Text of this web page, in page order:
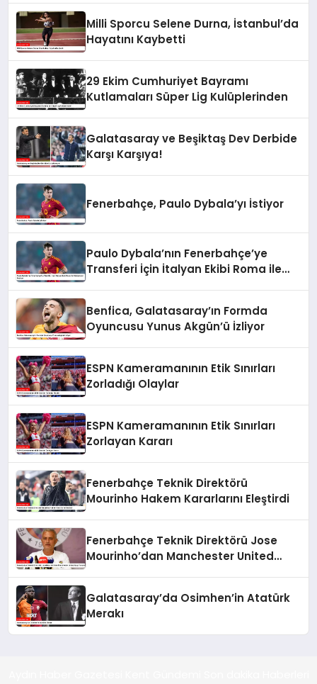
Milli Sporcu Selene Durna, İstanbul’da
Hayatını Kaybetti
29 Ekim Cumhuriyet Bayramı
Kutlamaları Süper Lig Kulüplerinden
Galatasaray ve Beşiktaş Dev Derbide
Karşı Karşıya!
Fenerbahçe, Paulo Dybala’yı İstiyor
Paulo Dybala’nın Fenerbahçe’ye
Transferi İçin İtalyan Ekibi Roma ile
Benfica, Galatasaray’ın Formda
Oyuncusu Yunus Akgün’ü İzliyor
ESPN Kameramanının Etik Sınırları
Zorladığı Olaylar
ESPN Kameramanının Etik Sınırları
Zorlayan Kararı
Fenerbahçe Teknik Direktörü
Mourinho Hakem Kararlarını Eleştirdi
Fenerbahçe Teknik Direktörü Jose
Mourinho’dan Manchester United
Galatasaray’da Osimhen’in Atatürk
Merakı